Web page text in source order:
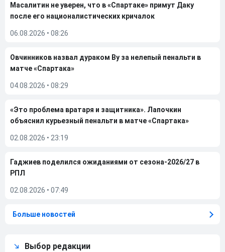
Масалитин не уверен, что в «Спартаке» примут Даку
после его националистических кричалок
06.08.2026 • 08:26
Овчинников назвал дураком Ву за нелепый пенальти в
матче «Спартака»
04.08.2026 • 08:29
«Это проблема вратаря и защитника». Лапочкин
объяснил курьезный пенальти в матче «Спартака»
02.08.2026 • 23:19
Гаджиев поделился ожиданиями от сезона-2026/27 в
РПЛ
02.08.2026 • 07:49
Больше новостей
Выбор редакции